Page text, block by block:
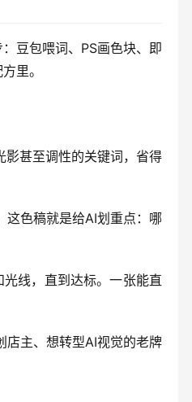
豆包喂词、PS画色块、即
里。
甚至调性的关键词，省得
这色稿就是给AI划重点：哪
线，直到达标。一张能直
店主、想转型AI视觉的老牌